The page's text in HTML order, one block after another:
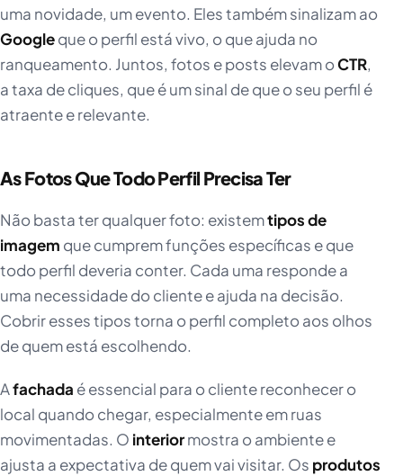
uma novidade, um evento. Eles também sinalizam ao
Googleque o perfil está vivo, o que ajuda no
ranqueamento. Juntos, fotos e posts elevam oCTR,
a taxa de cliques, que é um sinal de que o seu perfil é
atraente e relevante.
As Fotos Que Todo Perfil Precisa Ter
Não basta ter qualquer foto: existemtipos de
imagem que cumprem funções específicas e que
todo perfil deveria conter. Cada uma responde a
uma necessidade do cliente e ajuda na decisão.
Cobrir esses tipos torna o perfil completo aos olhos
de quem está escolhendo.
Afachada é essencial para o cliente reconhecer o
local quando chegar, especialmente em ruas
movimentadas. O interiormostra o ambiente e
ajusta a expectativa de quem vai visitar. Os produtos